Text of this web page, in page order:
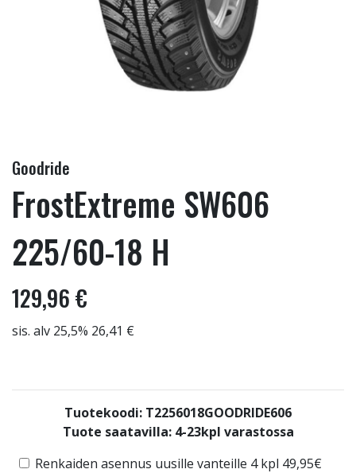
Goodride
FrostExtreme SW606
225/60-18 H
129,96 €
sis. alv 25,5% 26,41 €
Tuotekoodi: T2256018GOODRIDE606
Tuote saatavilla: 4-23kpl varastossa
Renkaiden asennus uusille vanteille 4 kpl 49,95€